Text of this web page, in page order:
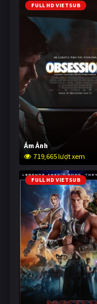
FULL HD VIETSUB
Ám Ảnh
719,665 lượt xem
FULL HD VIETSUB